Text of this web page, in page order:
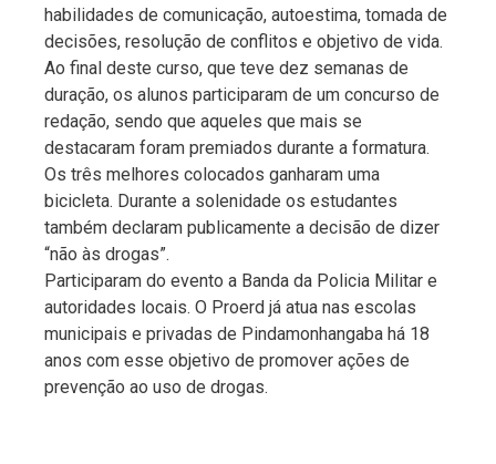
habilidades de comunicação, autoestima, tomada de
decisões, resolução de conflitos e objetivo de vida.
Ao final deste curso, que teve dez semanas de
duração, os alunos participaram de um concurso de
redação, sendo que aqueles que mais se
destacaram foram premiados durante a formatura.
Os três melhores colocados ganharam uma
bicicleta. Durante a solenidade os estudantes
também declaram publicamente a decisão de dizer
“não às drogas”.
Participaram do evento a Banda da Policia Militar e
autoridades locais. O Proerd já atua nas escolas
municipais e privadas de Pindamonhangaba há 18
anos com esse objetivo de promover ações de
prevenção ao uso de drogas.